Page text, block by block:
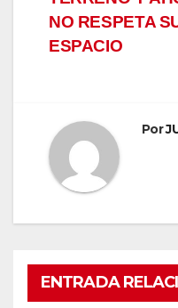
NO RESPETA
ESPACIO
Por
ENTRADA